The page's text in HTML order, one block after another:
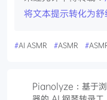
将文本提示转化为
#AI ASMR #ASMR #
Pianolyze：基于